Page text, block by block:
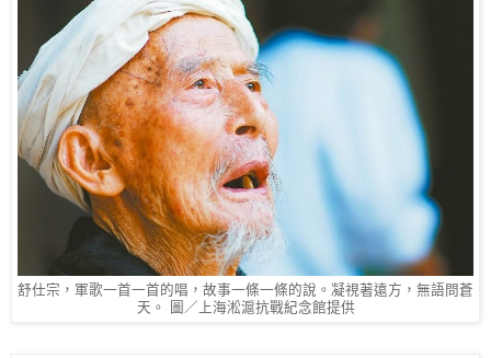
舒仕宗，軍歌一首一首的唱，故事一條一條的說。凝視著遠方，無語問蒼
天。 圖／上海淞滬抗戰紀念館提供